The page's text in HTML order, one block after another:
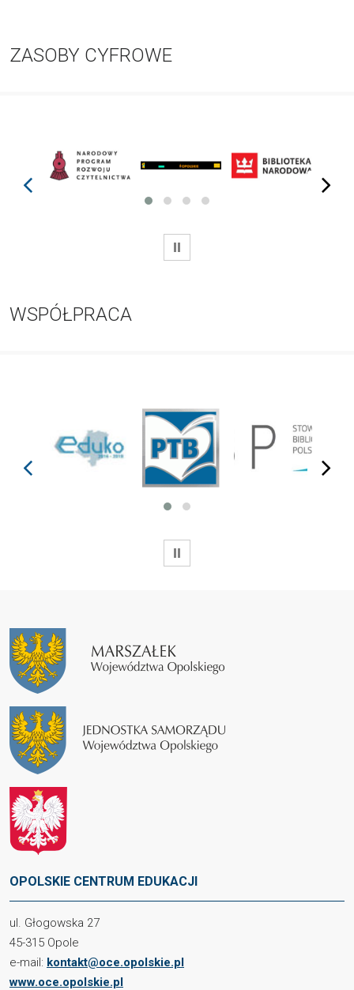
ZASOBY CYFROWE
prev next
WSTRZYMAJ
WSPÓŁPRACA
prev next
WSTRZYMAJ
OPOLSKIE CENTRUM EDUKACJI
ul. Głogowska 27
45-315 Opole
e-mail: kontakt@oce.opolskie.pl
www.oce.opolskie.pl